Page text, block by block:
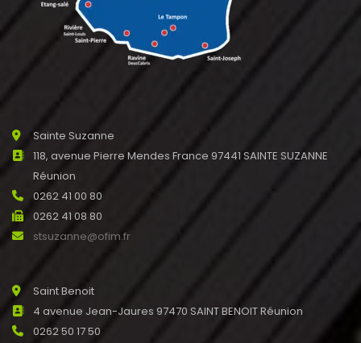
Sainte Suzanne
118, avenue Pierre Mendes France 97441 SAINTE SUZANNE
Réunion
0262 41 00 80
0262 41 08 80
stsuzanne@ofim.fr
Saint Benoit
4 avenue Jean-Jaures 97470 SAINT BENOIT Réunion
0262 50 17 50